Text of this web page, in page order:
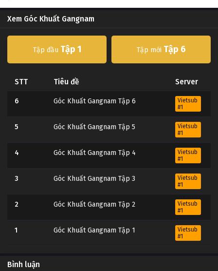
Xem Góc Khuất Gangnam
Tập đầu Tập 1 Tập mới Tập 6
STT Tiêu đề Server
6 Góc Khuất Gangnam Tập 6
Vietsub
#1
5 Góc Khuất Gangnam Tập 5
Vietsub
#1
4 Góc Khuất Gangnam Tập 4
Vietsub
#1
3 Góc Khuất Gangnam Tập 3
Vietsub
#1
2 Góc Khuất Gangnam Tập 2
Vietsub
#1
1 Góc Khuất Gangnam Tập 1
Vietsub
#1
Bình luận